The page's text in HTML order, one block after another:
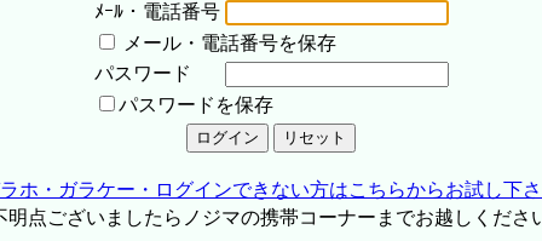
ﾒｰﾙ・電話番号
メール・電話番号を保存
パスワード
パスワードを保存
ホ・ガラケー・ログインできない方はこちらからお試し下
点ございましたらノジマの携帯コーナーまでお越しくださ